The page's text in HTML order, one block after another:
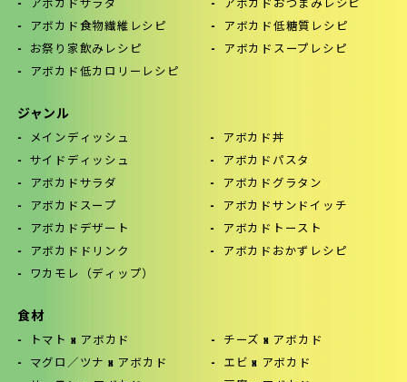
アボカドサラダ アボカドおつまみレシピ
アボカド食物繊維レシピ アボカド低糖質レシピ
お祭り家飲みレシピ アボカドスープレシピ
アボカド低カロリーレシピ
ジャンル
メインディッシュ
サイドディッシュ
アボカドサラダ
アボカドスープ
アボカドデザート
アボカドドリンク
ワカモレ（ディップ）
アボカド丼
アボカドパスタ
アボカドグラタン
アボカドサンドイッチ
アボカドトースト
アボカドおかずレシピ
食材
トマト x アボカド チーズ x アボカド
マグロ／ツナ x アボカド エビ x アボカド